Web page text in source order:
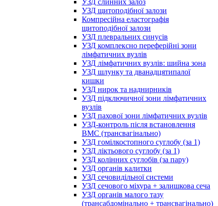
УЗД слинних залоз
УЗД щитоподібної залози
Компресійна еластографія
щитоподібної залози
УЗД плевральних синусів
УЗД комплексно переферійні зони
лімфатичних вузлів
УЗД лімфатичних вузлів: шийна зона
УЗД шлунку та дванадцятипалої
кишки
УЗД нирок та наднирників
УЗД підключичної зони лімфатичних
вузлів
УЗД пахової зони лімфатичних вузлів
УЗД-контроль після встановлення
ВМС (трансвагінально)
УЗД гомілкостопного суглобу (за 1)
УЗД ліктьового суглобу (за 1)
УЗД колінних суглобів (за пару)
УЗД органів калитки
УЗД сечовидільної системи
УЗД сечового міхура + залишкова сеча
УЗД органів малого тазу
(трансабдомінально + трансвагінально)